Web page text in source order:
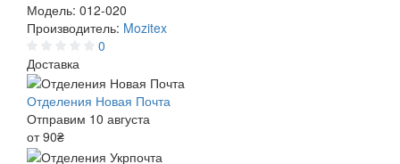
Модель: 012-020
Производитель: Mozitex
0
Доставка
Отделения Новая Почта
Отправим 10 августа
от 90₴